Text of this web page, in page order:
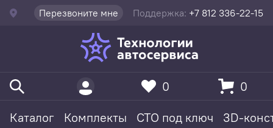
Перезвоните мне Поддержка: +7 812 336-22-15
Каталог Комплекты СТО под ключ 3D-
0 0